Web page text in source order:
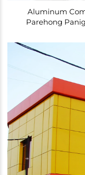
Aluminum
Parehong